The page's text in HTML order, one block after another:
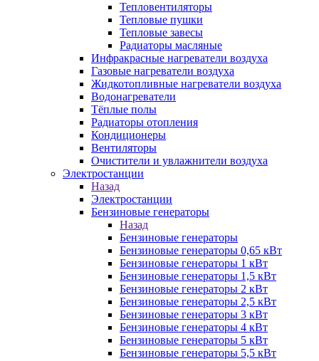
Тепловентиляторы
Тепловые пушки
Тепловые завесы
Радиаторы масляные
Инфракрасные нагреватели воздуха
Газовые нагреватели воздуха
Жидкотопливные нагреватели воздуха
Водонагреватели
Тёплые полы
Радиаторы отопления
Кондиционеры
Вентиляторы
Очистители и увлажнители воздуха
Электростанции
Назад
Электростанции
Бензиновые генераторы
Назад
Бензиновые генераторы
Бензиновые генераторы 0,65 кВт
Бензиновые генераторы 1 кВт
Бензиновые генераторы 1,5 кВт
Бензиновые генераторы 2 кВт
Бензиновые генераторы 2,5 кВт
Бензиновые генераторы 3 кВт
Бензиновые генераторы 4 кВт
Бензиновые генераторы 5 кВт
Бензиновые генераторы 5,5 кВт